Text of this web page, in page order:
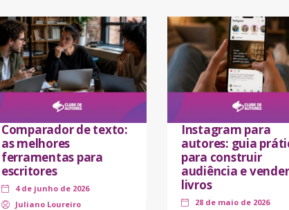
Comparador de texto:
as melhores
ferramentas para
escritores
4 de junho de 2026
Juliano Loureiro
Instagram para
autores: guia
para construir
audiência e vender
livros
28 de maio de 2026